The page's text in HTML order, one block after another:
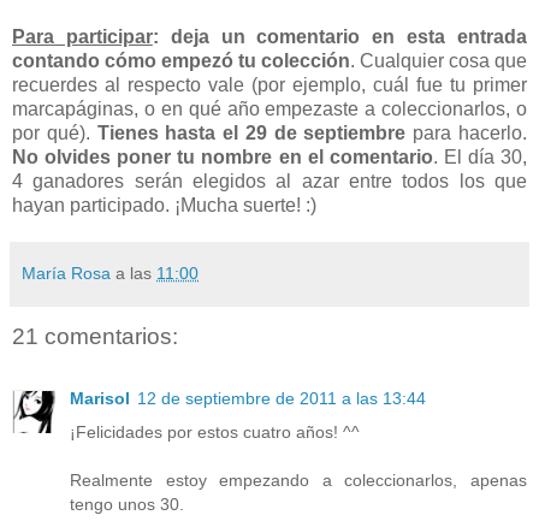
Para participar:
deja un comentario en esta entrada
contando cómo empezó tu colección. Cualquier cosa que
recuerdes al respecto vale (por ejemplo, cuál fue tu primer
marcapáginas, o en qué año empezaste a coleccionarlos, o
por qué). Tienes hasta el 29 de septiembre para hacerlo.
No olvides poner tu nombre en el comentario. El día 30,
4 ganadores serán elegidos al azar entre todos los que
hayan participado. ¡Mucha suerte! :)
María Rosa a las 11:00
21 comentarios:
Marisol 12 de septiembre de 2011 a las 13:44
¡Felicidades por estos cuatro años! ^^
Realmente estoy empezando a coleccionarlos, apenas
tengo unos 30.